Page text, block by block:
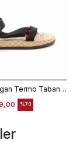
Rouge Kadın Vegan Termo Taban Siyah Sandalet Ayakkabı
%70